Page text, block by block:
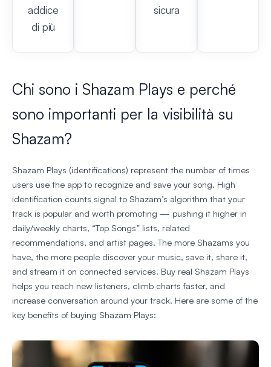
addice
di più
sicura
Chi sono i Shazam Plays e perché
sono importanti per la visibilità su
Shazam?
Shazam Plays (identifications) represent the number of times
users use the app to recognize and save your song. High
identification counts signal to Shazam’s algorithm that your
track is popular and worth promoting — pushing it higher in
daily/weekly charts, “Top Songs” lists, related
recommendations, and artist pages. The more Shazams you
have, the more people discover your music, save it, share it,
and stream it on connected services. Buy real Shazam Plays
helps you reach new listeners, climb charts faster, and
increase conversation around your track. Here are some of the
key benefits of buying Shazam Plays: